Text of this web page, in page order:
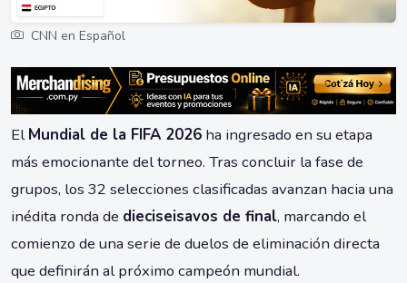
CNN en Español
ElMundial de la FIFA 2026 ha ingresado en su etapa
más emocionante del torneo. Tras concluir la fase de
grupos, los 32 selecciones clasificadas avanzan hacia una
inédita ronda de dieciseisavos de final, marcando el
comienzo de una serie de duelos de eliminación directa
que definirán al próximo campeón mundial.